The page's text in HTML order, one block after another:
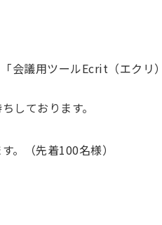
会議用ツールEcrit（エクリ
しております。
（先着100名様）